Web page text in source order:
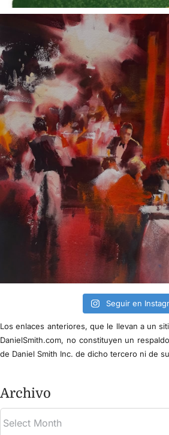
Seguir en
Los enlaces anteriores, que le llevan a un
DanielSmith.com, no constituyen un
de Daniel Smith Inc. de dicho tercero ni de
Archivo